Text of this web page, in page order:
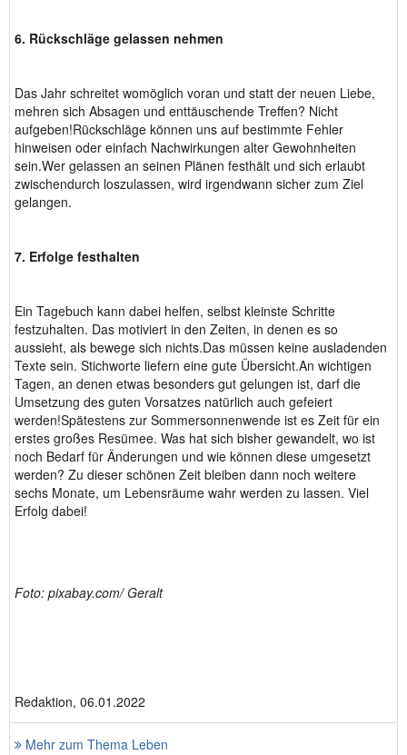
6. Rückschläge gelassen nehmen
Das Jahr schreitet womöglich voran und statt der neuen Liebe,
mehren sich Absagen und enttäuschende Treffen? Nicht
aufgeben!Rückschläge können uns auf bestimmte Fehler
hinweisen oder einfach Nachwirkungen alter Gewohnheiten
sein.Wer gelassen an seinen Plänen festhält und sich erlaubt
zwischendurch loszulassen, wird irgendwann sicher zum Ziel
gelangen.
7. Erfolge festhalten
Ein Tagebuch kann dabei helfen, selbst kleinste Schritte
festzuhalten. Das motiviert in den Zeiten, in denen es so
aussieht, als bewege sich nichts.Das müssen keine ausladenden
Texte sein. Stichworte liefern eine gute Übersicht.An wichtigen
Tagen, an denen etwas besonders gut gelungen ist, darf die
Umsetzung des guten Vorsatzes natürlich auch gefeiert
werden!Spätestens zur Sommersonnenwende ist es Zeit für ein
erstes großes Resümee. Was hat sich bisher gewandelt, wo ist
noch Bedarf für Änderungen und wie können diese umgesetzt
werden? Zu dieser schönen Zeit bleiben dann noch weitere
sechs Monate, um Lebensräume wahr werden zu lassen. Viel
Erfolg dabei!
Foto: pixabay.com/ Geralt
Redaktion, 06.01.2022
Mehr zum Thema Leben